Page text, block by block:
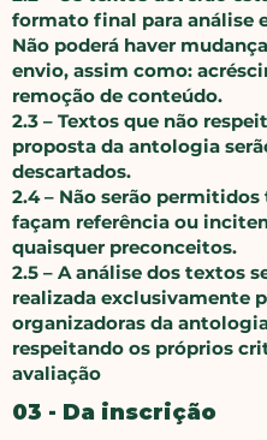
formato final para análise
Não poderá haver
envio, assim como:
remoção de conteúdo.
2.3 – Textos que não
proposta da antologia
descartados.
2.4 – Não serão
façam referência ou
quaisquer preconceitos.
2.5 – A análise dos textos
realizada exclusivamente
organizadoras da
respeitando os próprios
avaliação
03 - Da inscrição